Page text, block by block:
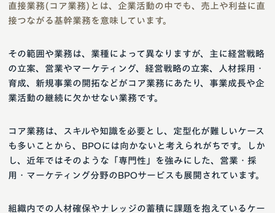
直接業務(コア業務)とは、企業活動の中でも、売上や利益に直
接つながる基幹業務を意味しています。
その範囲や業務は、業種によって異なりますが、主に経営戦略
の立案、営業やマーケティング、経営戦略の立案、人材採用・
育成、新規事業の開拓などがコア業務にあたり、事業成長や企
業活動の継続に欠かせない業務です。
コア業務は、スキルや知識を必要とし、定型化が難しいケース
も多いことから、BPOには向かないと考えられがちです。しか
し、近年ではそのような「専門性」を強みにした、営業・採
用・マーケティング分野のBPOサービスも展開されています。
組織内での人材確保やナレッジの蓄積に課題を抱えているケー